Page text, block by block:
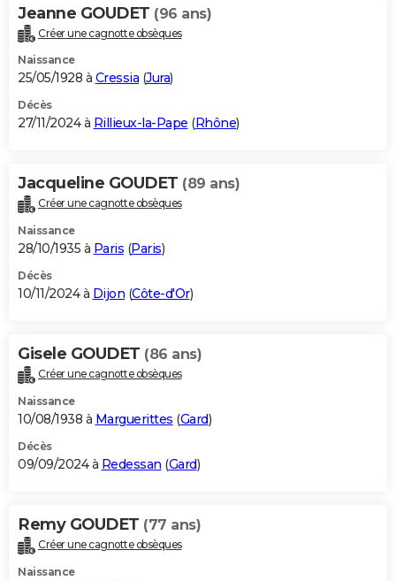
Jeanne GOUDET (96 ans)
Créer une cagnotte obsèques
Naissance
25/05/1928 à Cressia (Jura)
Décès
27/11/2024 à Rillieux-la-Pape (Rhône)
Jacqueline GOUDET (89 ans)
Créer une cagnotte obsèques
Naissance
28/10/1935 à Paris (Paris)
Décès
10/11/2024 à Dijon (Côte-d'Or)
Gisele GOUDET (86 ans)
Créer une cagnotte obsèques
Naissance
10/08/1938 à Marguerittes (Gard)
Décès
09/09/2024 à Redessan (Gard)
Remy GOUDET (77 ans)
Créer une cagnotte obsèques
Naissance